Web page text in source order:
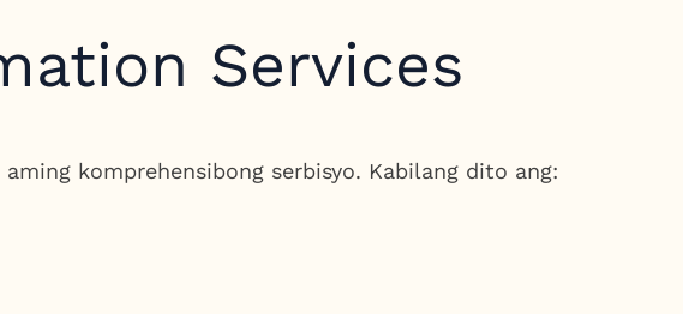
Services
komprehensibong serbisyo. Kabilang dito ang: